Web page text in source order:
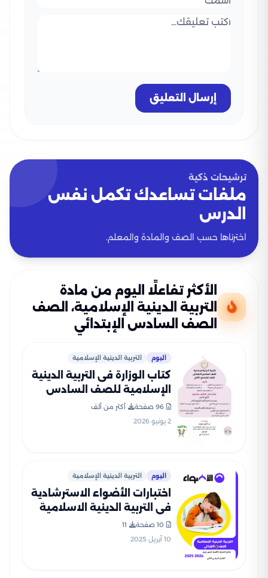
إرسال التعليق
ترشيحات ذكية
ملفات تساعدك تكمل نفس
الدرس
اخترناها حسب الصف والمادة والمعلم.
الأكثر تفاعلًا اليوم من مادة
التربية الدينية الإسلامية، الصف
الصف السادس الإبتدائي
اليوم التربية الدينية الإسلامية
كتاب الوزارة فى التربية الدينية
الإسلامية للصف السادس
بصيغة PDF
96 صفحة
أكثر من ألف
2 يونيو 2026
اليوم التربية الدينية الإسلامية
اختبارات الأضواء الاسترشادية
في التربية الدينية الاسلامية
لسادسه ابتدائي على مقرر
10 صفحة
11
10 أبريل 2025